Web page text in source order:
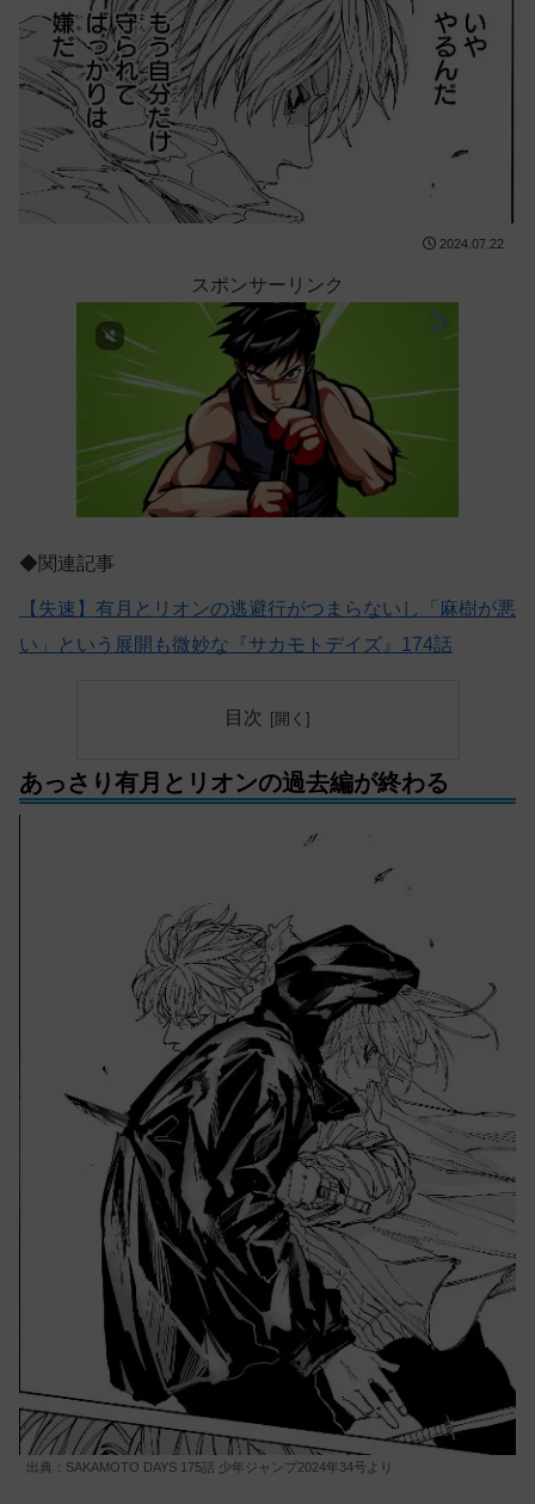
2024.07.22
スポンサーリンク
◆関連記事
【失速】有月とリオンの逃避行がつまらないし「麻樹が悪
い」という展開も微妙な『サカモトデイズ』174話
目次
あっさり有月とリオンの過去編が終わる
出典：SAKAMOTO DAYS 175話 少年ジャンプ2024年34号より